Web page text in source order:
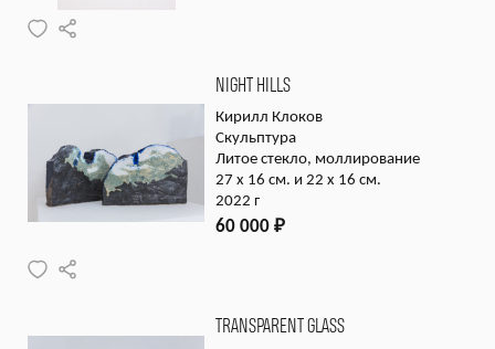
NIGHT HILLS
Кирилл Клоков
Скульптура
Литое стекло, моллирование
27 x 16 см. и 22 x 16 см.
2022 г
60 000 ₽
TRANSPARENT GLASS